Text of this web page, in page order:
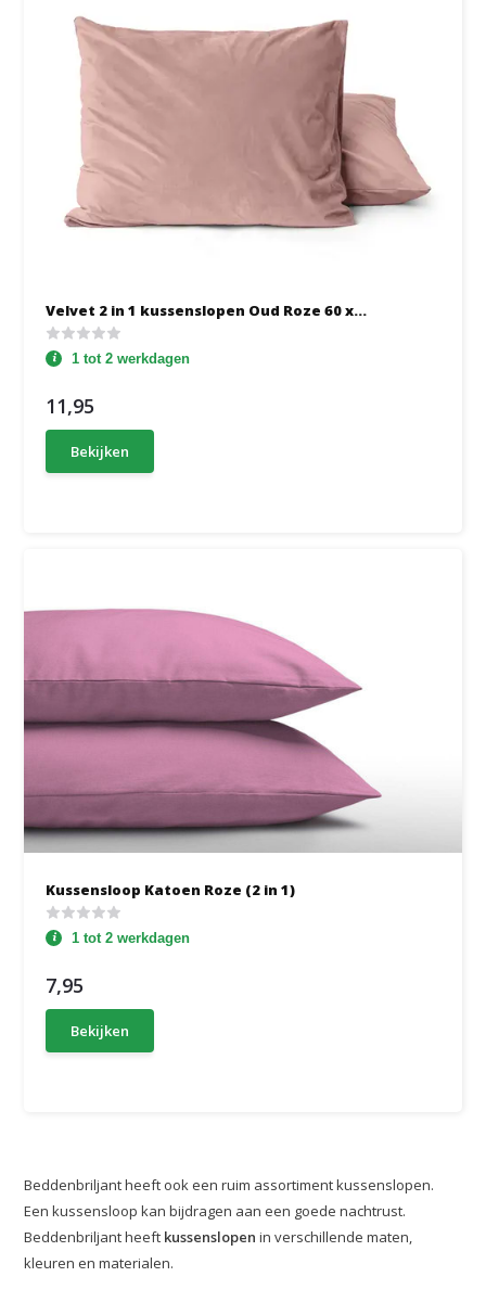
Velvet 2 in 1 kussenslopen Oud Roze 60 x...
1 tot 2 werkdagen
11,95
Bekijken
Kussensloop Katoen Roze (2 in 1)
1 tot 2 werkdagen
7,95
Bekijken
Beddenbriljant heeft ook een ruim assortiment kussenslopen.
Een kussensloop kan bijdragen aan een goede nachtrust.
Beddenbriljant heeft kussenslopen in verschillende maten,
kleuren en materialen.